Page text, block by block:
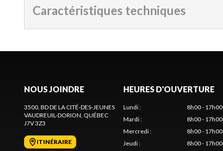
Caractéristiques techniques
NOUS JOINDRE
3500, BD DE LA CITÉ-DES-JEUNES
VAUDREUIL-DORION, QUÉBEC
J7V 3Z3
ITINÉRAIRE
HEURES D'OUVERTURE
Lundi:
8h00 - 17h00
Mardi:
8h00 - 17h00
Mercredi:
8h00 - 17h00
Jeudi:
8h00 - 17h00